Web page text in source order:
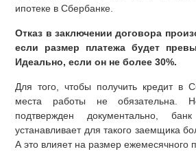
ипотеке в Сбербанке.
Отказ в заключении договора
если размер платежа будет
Идеально, если он не более 30%.
Для того, чтобы получить кредит в
места работы не обязательна.
подтвержден документально,
устанавливает для такого заемщика
А это влияет на размер ежемесячного